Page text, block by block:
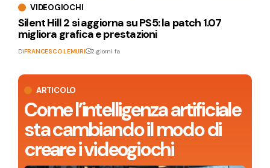
ARTICOLO
Come l’intelligenza artificiale
sta cambiando il modo di
creare i videogiochi
VIDEOGIOCHI
Silent Hill 2 si aggiorna su PS5: la patch 1.07
migliora grafica e prestazioni
DiFRANCESCO LEMURI 2 giorni fa